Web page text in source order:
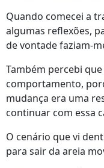
Quando comecei a
algumas reflexões,
de vontade faziam-
Também percebi
comportamento,
mudança era uma
continuar com essa
O cenário que vi
para sair da areia